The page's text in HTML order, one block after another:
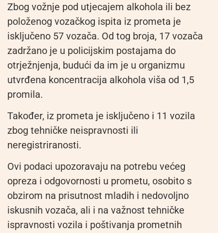
Zbog vožnje pod utjecajem alkohola ili bez
položenog vozačkog ispita iz prometa je
isključeno 57 vozača. Od tog broja, 17 vozača
zadržano je u policijskim postajama do
otrježnjenja, budući da im je u organizmu
utvrđena koncentracija alkohola viša od 1,5
promila.
Također, iz prometa je isključeno i 11 vozila
zbog tehničke neispravnosti ili
neregistriranosti.
Ovi podaci upozoravaju na potrebu većeg
opreza i odgovornosti u prometu, osobito s
obzirom na prisutnost mladih i nedovoljno
iskusnih vozača, ali i na važnost tehničke
ispravnosti vozila i poštivanja prometnih